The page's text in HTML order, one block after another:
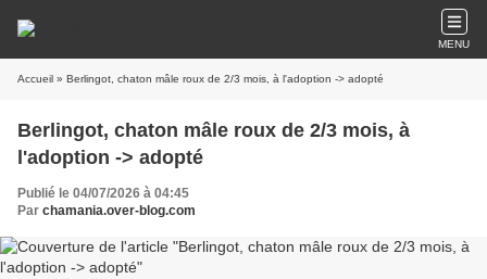
MENU
Accueil » Berlingot, chaton mâle roux de 2/3 mois, à l'adoption -> adopté
Berlingot, chaton mâle roux de 2/3 mois, à
l'adoption -> adopté
Publié le 04/07/2026 à 04:45
Par chamania.over-blog.com